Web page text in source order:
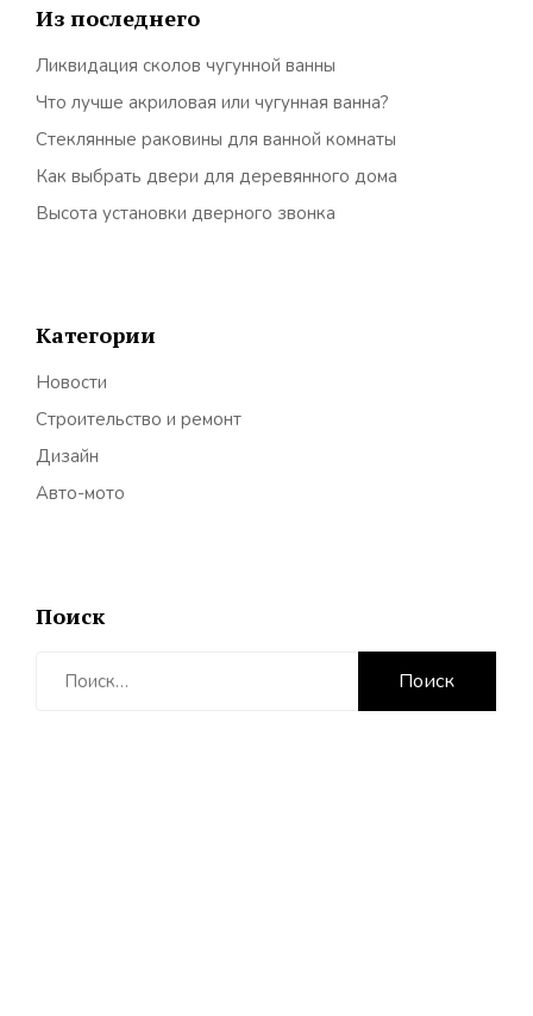
Из последнего
Ликвидация сколов чугунной ванны
Что лучше акриловая или чугунная ванна?
Стеклянные раковины для ванной комнаты
Как выбрать двери для деревянного дома
Высота установки дверного звонка
Категории
Новости
Строительство и ремонт
Дизайн
Авто-мото
Поиск